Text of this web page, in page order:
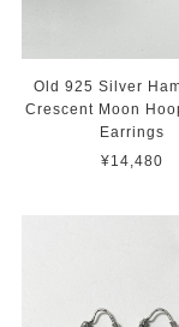
Old 925 Silver
Crescent Moon
Earrings
¥14,480